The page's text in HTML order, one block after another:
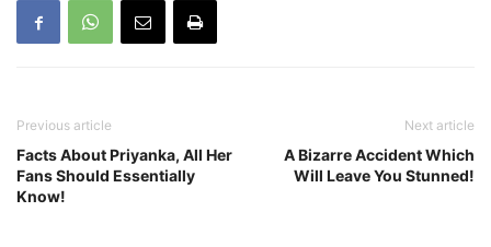
Previous article
Facts About Priyanka, All Her
Fans Should Essentially
Know!
Next article
A Bizarre Accident Which
Will Leave You Stunned!